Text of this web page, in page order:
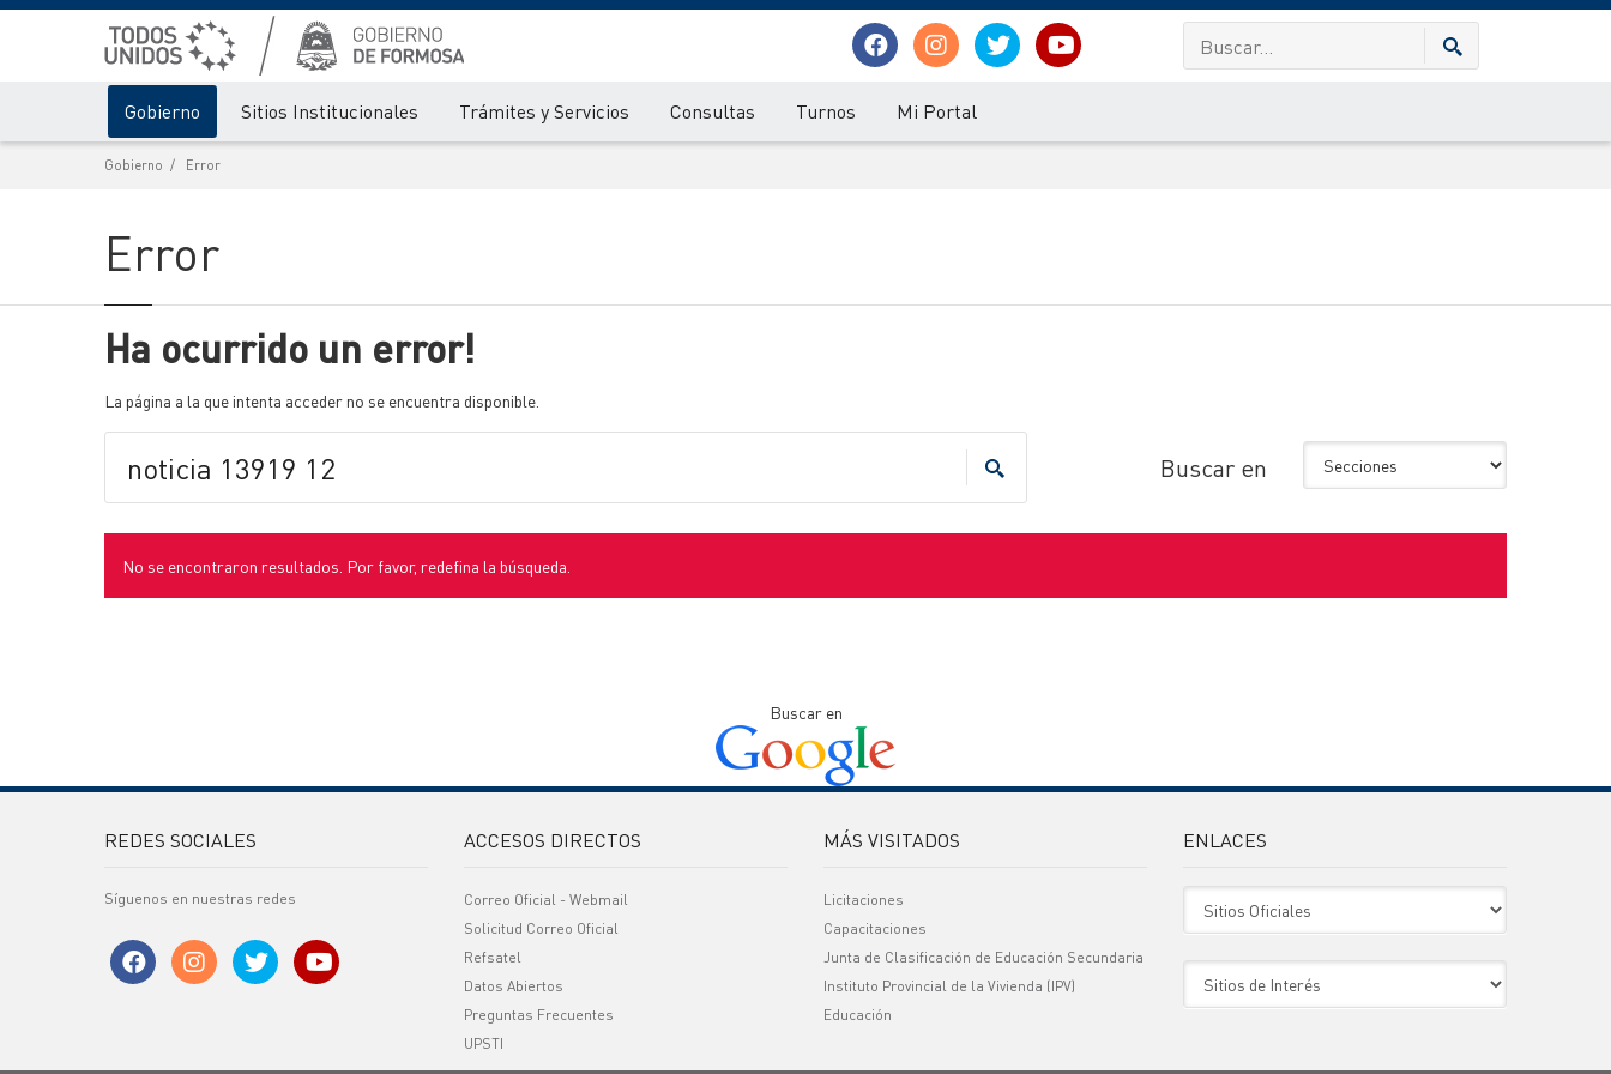
Gobierno Sitios Institucionales Trámites y Servicios Consultas Turnos Mi Portal
Gobierno Error
Error
Ha ocurrido un error!
La página a la que intenta acceder no se encuentra disponible.
Buscar en
No se encontraron resultados. Por favor, redefina la búsqueda.
Buscar en
REDES SOCIALES
Síguenos en nuestras redes
ACCESOS DIRECTOS
Correo Oficial - Webmail
Solicitud Correo Oficial
Refsatel
Datos Abiertos
Preguntas Frecuentes
UPSTI
MÁS VISITADOS
Licitaciones
Capacitaciones
Junta de Clasificación de Educación Secundaria
Instituto Provincial de la Vivienda (IPV)
Educación
ENLACES